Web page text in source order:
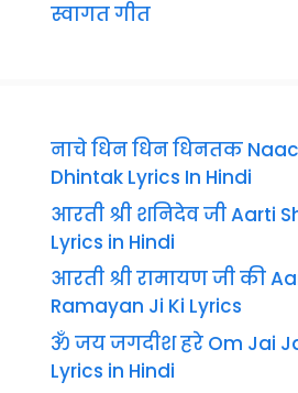
स्वागत गीत
नाचे धिन धिन धिनतक
Dhintak Lyrics In Hindi
आरती श्री शनिदेव जी Aarti
Lyrics in Hindi
आरती श्री रामायण जी की
Ramayan Ji Ki Lyrics
ॐ जय जगदीश हरे Om Jai
Lyrics in Hindi